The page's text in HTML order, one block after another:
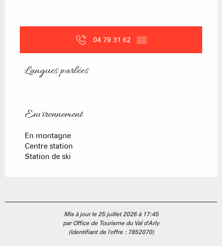
04 79 31 62 ▒▒
Langues parlées
Langues parlées
Environnement
Environnement
En montagne
Centre station
Station de ski
Mis à jour le 25 juillet 2026 à 17:45
par Office de Tourisme du Val d'Arly
(Identifiant de l'offre : 7852070)